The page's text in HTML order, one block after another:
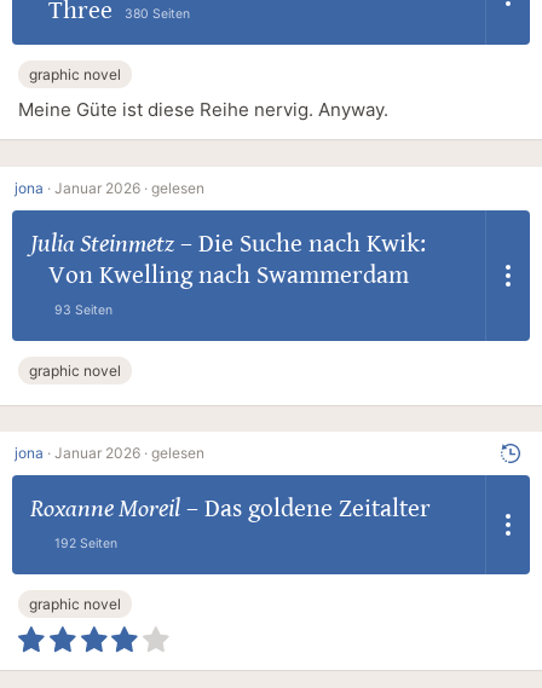
Three
380 Seiten
graphic novel
Meine Güte ist diese Reihe nervig. Anyway.
jona · Januar 2026 · gelesen
Julia Steinmetz– Die Suche nach Kwik:
Von Kwelling nach Swammerdam
93 Seiten
graphic novel
jona · Januar 2026 · gelesen
Roxanne Moreil– Das goldene Zeitalter
192 Seiten
graphic novel